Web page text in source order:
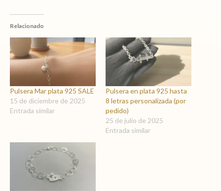
Relacionado
Pulsera Mar plata 925 SALE
15 de diciembre de 2025
Entrada similar
Pulsera en plata 925 hasta
8 letras personalizada (por
pedido)
25 de julio de 2025
Entrada similar